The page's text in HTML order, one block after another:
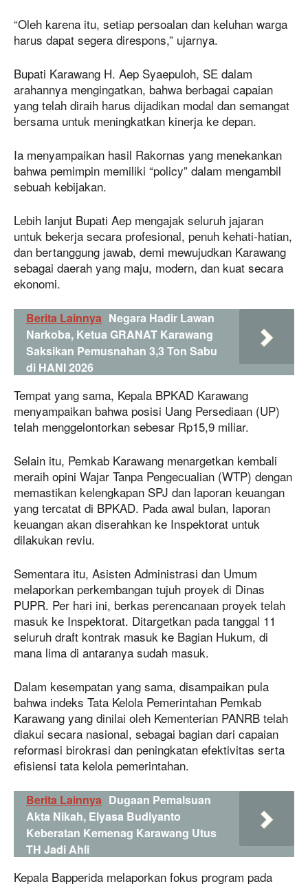
“Oleh karena itu, setiap persoalan dan keluhan warga
harus dapat segera direspons,” ujarnya.
Bupati Karawang H. Aep Syaepuloh, SE dalam
arahannya mengingatkan, bahwa berbagai capaian
yang telah diraih harus dijadikan modal dan semangat
bersama untuk meningkatkan kinerja ke depan.
Ia menyampaikan hasil Rakornas yang menekankan
bahwa pemimpin memiliki “policy” dalam mengambil
sebuah kebijakan.
Lebih lanjut Bupati Aep mengajak seluruh jajaran
untuk bekerja secara profesional, penuh kehati-hatian,
dan bertanggung jawab, demi mewujudkan Karawang
sebagai daerah yang maju, modern, dan kuat secara
ekonomi.
Berita Lainnya Negara Hadir Lawan
Narkoba, Ketua GRANAT Karawang
Saksikan Pemusnahan 3,3 Ton Sabu
di HANI 2026
Tempat yang sama, Kepala BPKAD Karawang
menyampaikan bahwa posisi Uang Persediaan (UP)
telah menggelontorkan sebesar Rp15,9 miliar.
Selain itu, Pemkab Karawang menargetkan kembali
meraih opini Wajar Tanpa Pengecualian (WTP) dengan
memastikan kelengkapan SPJ dan laporan keuangan
yang tercatat di BPKAD. Pada awal bulan, laporan
keuangan akan diserahkan ke Inspektorat untuk
dilakukan reviu.
Sementara itu, Asisten Administrasi dan Umum
melaporkan perkembangan tujuh proyek di Dinas
PUPR. Per hari ini, berkas perencanaan proyek telah
masuk ke Inspektorat. Ditargetkan pada tanggal 11
seluruh draft kontrak masuk ke Bagian Hukum, di
mana lima di antaranya sudah masuk.
Dalam kesempatan yang sama, disampaikan pula
bahwa indeks Tata Kelola Pemerintahan Pemkab
Karawang yang dinilai oleh Kementerian PANRB telah
diakui secara nasional, sebagai bagian dari capaian
reformasi birokrasi dan peningkatan efektivitas serta
efisiensi tata kelola pemerintahan.
Berita Lainnya Dugaan Pemalsuan
Akta Nikah, Elyasa Budiyanto
Keberatan Kemenag Karawang Utus
TH Jadi Ahli
Kepala Bapperida melaporkan fokus program pada